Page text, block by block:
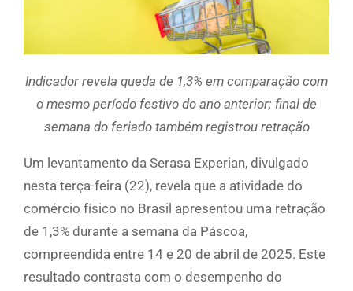
Indicador revela queda de 1,3% em comparação com
o mesmo período festivo do ano anterior; final de
semana do feriado também registrou retração
Um levantamento da Serasa Experian, divulgado
nesta terça-feira (22), revela que a atividade do
comércio físico no Brasil apresentou uma retração
de 1,3% durante a semana da Páscoa,
compreendida entre 14 e 20 de abril de 2025. Este
resultado contrasta com o desempenho do